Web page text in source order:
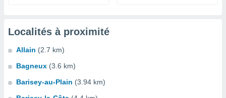
Localités à proximité
Allain (2.7 km)
Bagneux (3.6 km)
Barisey-au-Plain (3.94 km)